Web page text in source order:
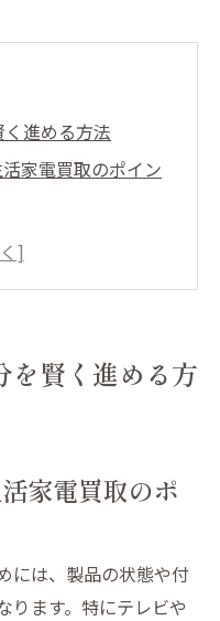
進める方法
家電買取のポイン
分の正しい手順と
準備とコツを解説
めのチェックリス
レビ処分のコツ
を賢く進める方
家電買取のポ
には、製品の状態や付
ります。特にテレビや